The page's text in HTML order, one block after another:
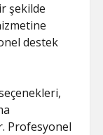
şekilde
destek
Profesyonel